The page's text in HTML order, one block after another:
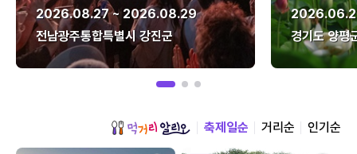
2026.08.27 ~ 2026.08.29
전남광주통합특별시 강진군
경기도 양평
축제일순 거리순 인기순